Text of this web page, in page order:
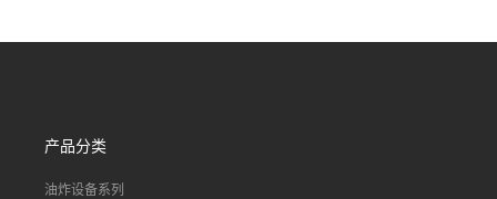
线）
线）
产品分类
油炸设备系列